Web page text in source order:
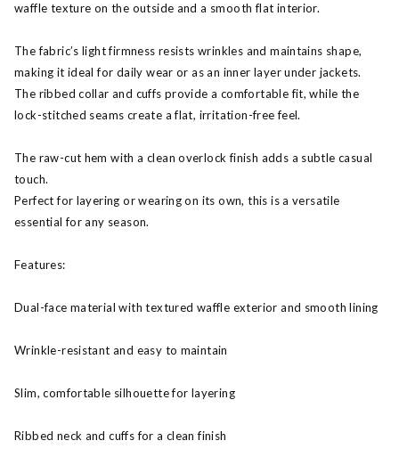
waffle texture on the outside and a smooth flat interior.
The fabric’s light firmness resists wrinkles and maintains shape,
making it ideal for daily wear or as an inner layer under jackets.
The ribbed collar and cuffs provide a comfortable fit, while the
lock-stitched seams create a flat, irritation-free feel.
The raw-cut hem with a clean overlock finish adds a subtle casual
touch.
Perfect for layering or wearing on its own, this is a versatile
essential for any season.
Features:
Dual-face material with textured waffle exterior and smooth lining
Wrinkle-resistant and easy to maintain
Slim, comfortable silhouette for layering
Ribbed neck and cuffs for a clean finish